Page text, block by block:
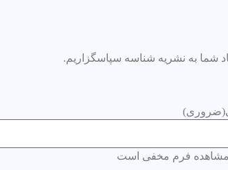
شما به نشریه شناسه سپاسگزاریم.
(ضروری)
مشاهده فرم مخفی است